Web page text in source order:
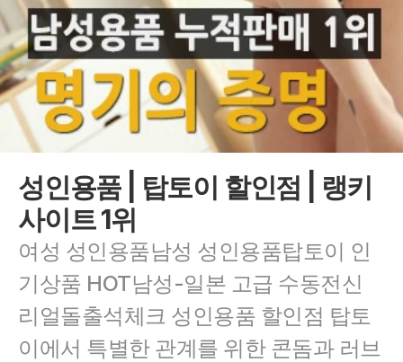
성인용품 | 탑토이 할인점 | 랭키
사이트 1위
여성 성인용품남성 성인용품탑토이 인
기상품 HOT남성-일본 고급 수동전신
리얼돌출석체크 성인용품 할인점 탑토
이에서 특별한 관계를 위한 콘돔과 러브